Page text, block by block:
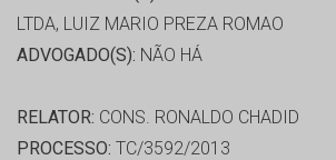
LTDA, LUIZ MARIO PREZA ROMAO
ADVOGADO(S): NÃO HÁ
RELATOR: CONS. RONALDO CHADID
PROCESSO: TC/3592/2013